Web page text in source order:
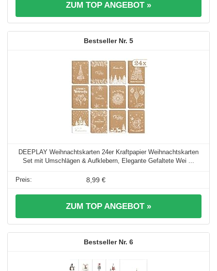
ZUM TOP ANGEBOT »
5
DEEPLAY Weihnachtskarten 24er Kraftpapier Weihnachtskarten
Set mit Umschlägen & Aufklebern, Elegante Gefaltete Wei ...
8,99 €
ZUM TOP ANGEBOT »
6